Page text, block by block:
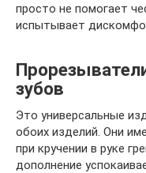
просто не помогает
испытывает
зубов
Это универсальные
обоих изделий. Они
при кручении в руке
дополнение